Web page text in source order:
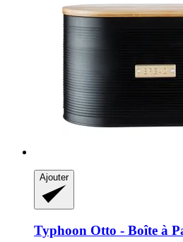
Ajouter
Typhoon Otto -​ Boîte à